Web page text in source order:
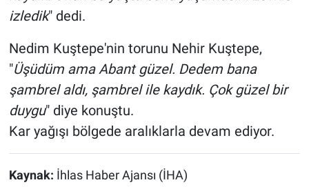
izledik" dedi.
Nedim Kuştepe'nin torunu Nehir Kuştepe,
"Üşüdüm ama Abant güzel. Dedem bana
şambrel aldı, şambrel ile kaydık. Çok güzel bir
duygu" diye konuştu.
Kar yağışı bölgede aralıklarla devam ediyor.
Kaynak: İhlas Haber Ajansı (İHA)